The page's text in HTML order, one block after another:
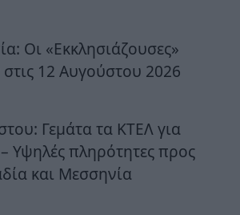
Οι «Εκκλησιάζουσες»
12 Αυγούστου 2026
Γεμάτα τα ΚΤΕΛ για
Υψηλές πληρότητες προς
και Μεσσηνία